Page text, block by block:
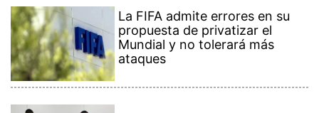
La FIFA admite errores en su
propuesta de privatizar el
Mundial y no tolerará más
ataques